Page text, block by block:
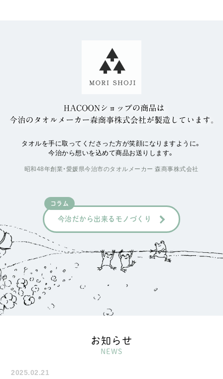
タオルを手に取ってくださった方が笑顔になりますように。
今治から想いを込めて商品お送りします。
昭和48年創業・愛媛県今治市のタオルメーカー 森商事株式会社
コラム
今治だから出来るモノづくり
お知らせ
NEWS
2025.02.21